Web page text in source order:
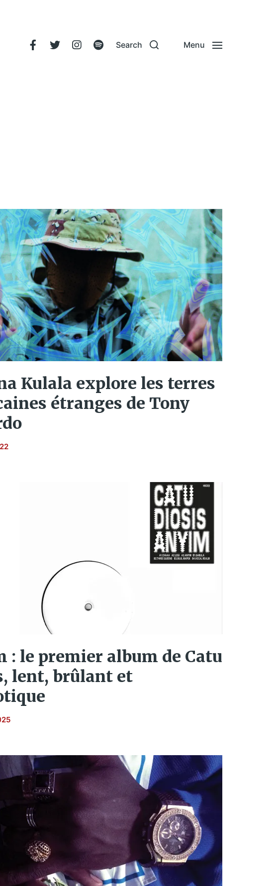
Search Menu
Kulala explore les terres
étranges de Tony
: le premier album de Catu
lent, brûlant et